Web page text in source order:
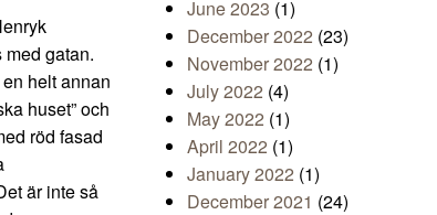
gatan.
helt annan
huset” och
röd fasad
är inte så
June 2023 (1)
December 2022 (23)
November 2022 (1)
July 2022 (4)
May 2022 (1)
April 2022 (1)
January 2022 (1)
December 2021 (24)